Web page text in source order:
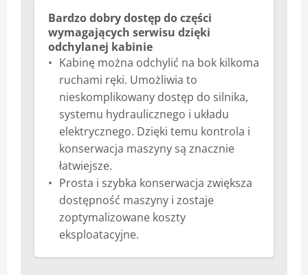
Bardzo dobry dostęp do części
wymagających serwisu dzięki
odchylanej kabinie
Kabinę można odchylić na bok kilkoma
ruchami ręki. Umożliwia to
nieskomplikowany dostęp do silnika,
systemu hydraulicznego i układu
elektrycznego. Dzięki temu kontrola i
konserwacja maszyny są znacznie
łatwiejsze.
Prosta i szybka konserwacja zwiększa
dostępność maszyny i zostaje
zoptymalizowane koszty
eksploatacyjne.